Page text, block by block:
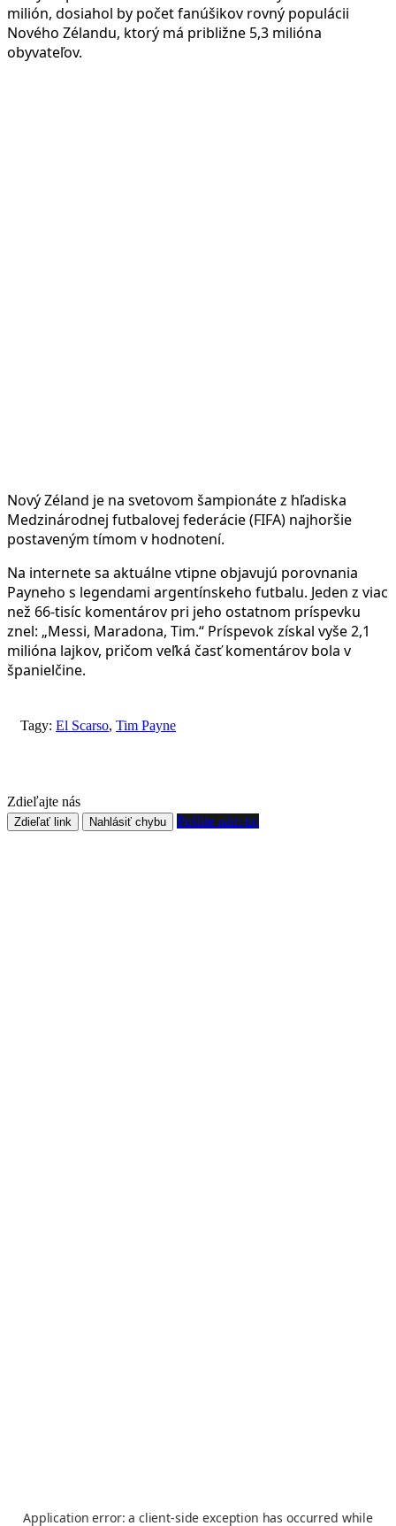
milión, dosiahol by počet fanúšikov rovný populácii
Nového Zélandu, ktorý má približne 5,3 milióna
obyvateľov.
Nový Zéland je na svetovom šampionáte z hľadiska
Medzinárodnej futbalovej federácie (FIFA) najhoršie
postaveným tímom v hodnotení.
Na internete sa aktuálne vtipne objavujú porovnania
Payneho s legendami argentínskeho futbalu. Jeden z viac
než 66-tisíc komentárov pri jeho ostatnom príspevku
znel: „Messi, Maradona, Tim.“ Príspevok získal vyše 2,1
milióna lajkov, pričom veľká časť komentárov bola v
španielčine.
Tagy: El Scarso, Tim Payne
Zdieľajte nás
Zdieľať link Nahlásiť chybu Pošlite nám tip